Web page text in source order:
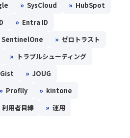
» SysCloud » HubSpot
» Entra ID
SentinelOne » ゼロトラスト
» トラブルシューティング
» JOUG
» Proflly » kintone
利用者目線 » 運用